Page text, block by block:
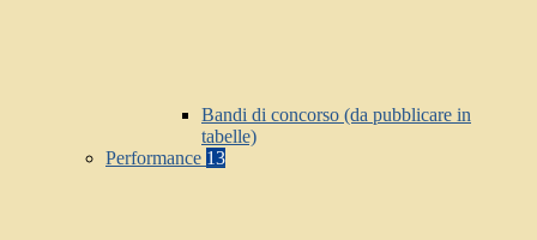
Bandi di concorso (da pubblicare in
tabelle)
Performance 13